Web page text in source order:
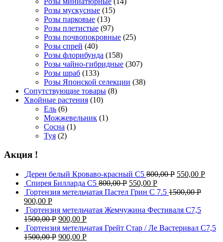
Розы мускусные (15)
Розы парковые (13)
Розы плетистые (97)
Розы почвопокровные (25)
Розы спрей (40)
Розы флорибунда (158)
Розы чайно-гибридные (307)
Розы шраб (133)
Розы Японской селекции (38)
Сопутствующие товары (8)
Хвойные растения (10)
Ель (6)
Можжевельник (1)
Сосна (1)
Туя (2)
Акция !
Дерен белый Кроваво-красный С5 800,00Р 550,00 Р
Спирея Билларда С5 800,00Р 550,00 Р
Гортензия метельчатая Пастел Грин C 7.5 1500,00Р
900,00 Р
Гортензия метельчатая Жемчужина Фестиваля С7,5
1500,00Р 900,00 Р
Гортензия метельчатая Грейт Стар / Ле Вастеривал С7,5
1500,00Р 900,00 Р